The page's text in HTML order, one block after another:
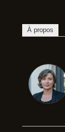
À propos